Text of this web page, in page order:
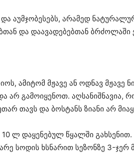
აუმჯობესებს, არამედ
და დაავადებებთან ბრძოლაში
ამიტომ მჟავე ან ოდნავ მჟავე
არ გამოიყენოთ. აღსანიშნავია,
თავს და ბოსტანს ზიანი არ
ლ დაყენებულ წყალში გახსენით.
სოდის ხსნარით სეზონზე 3-ჯერ